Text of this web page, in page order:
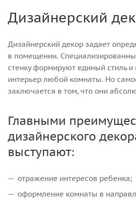
Дизайнерский
Дизайнерский декор задает
в помещении.
стенку формируют единый стиль
интерьер любой комнаты. Но
заключается в том, что они
Главными
дизайнерского
выступают:
отражение интересов ребенка;
оформление комнаты в